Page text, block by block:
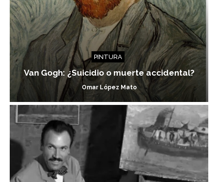
PINTURA
Van Gogh: ¿Suicidio o muerte accidental?
Omar López Mato